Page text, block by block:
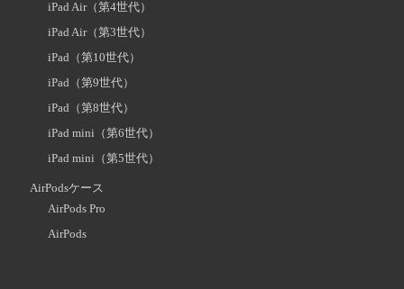
iPad Air（第4世代）
iPad Air（第3世代）
iPad（第10世代）
iPad（第9世代）
iPad（第8世代）
iPad mini（第6世代）
iPad mini（第5世代）
AirPodsケース
AirPods Pro
AirPods